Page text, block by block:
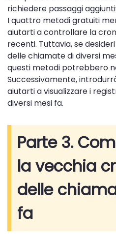
richiedere passaggi
I quattro metodi gratuiti
aiutarti a controllare la
recenti. Tuttavia, se
delle chiamate di diversi
questi metodi potrebbero
Successivamente,
aiutarti a visualizzare i
diversi mesi fa.
Parte 3.
la vecchia
delle
fa